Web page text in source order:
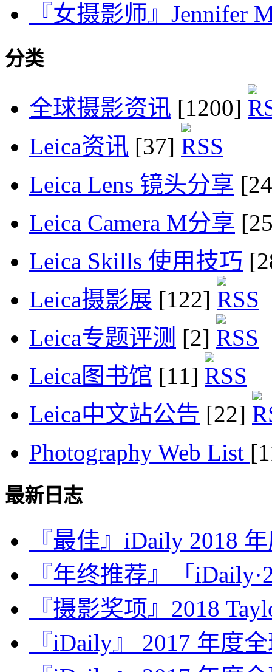
『女摄影师』Jennifer
分类
全球摄影资讯 [1200]
Leica资讯 [37]
Leica Lens 镜头分享
Leica Camera M分享
Leica Skills 使用技巧
Leica摄影展 [122]
Leica专题评测 [2]
Leica图书馆 [11]
Leica中文站公告 [22]
Photography Web List
最新日志
『最佳』iDaily 2018
『年终推荐』「
『摄影奖项』2018
『iDaily』 2017 年度